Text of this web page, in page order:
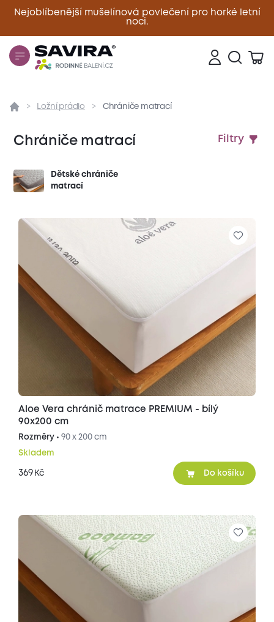
Nejoblíbenější mušelínová povlečení pro horké letní
noci.
Zavřít
Ložní prádlo Chrániče matrací
Chrániče matrací Filtry
Dětské chrániče
matrací
Aloe Vera chránič matrace PREMIUM - bílý
90x200 cm
Rozměry • 90 x 200 cm
Skladem
369 Kč Do košíku